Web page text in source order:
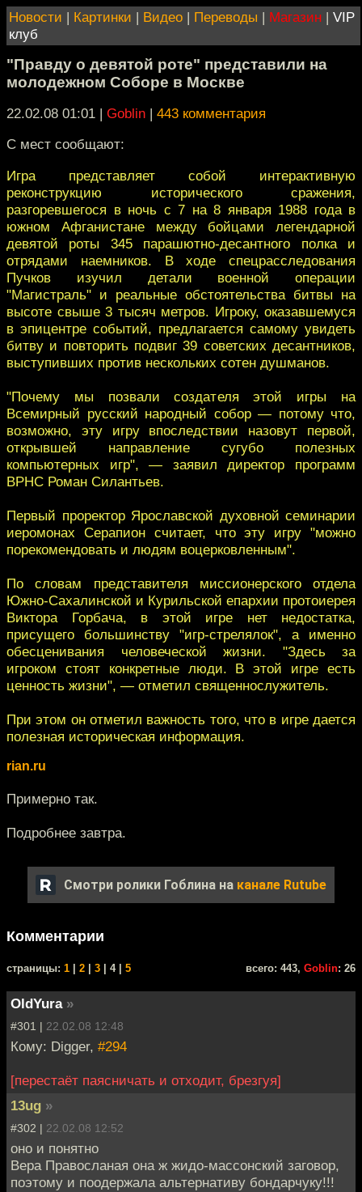
Новости | Картинки | Видео | Переводы | Магазин | VIP
клуб
"Правду о девятой роте" представили на
молодежном Соборе в Москве
22.02.08 01:01 | Goblin | 443 комментария
С мест сообщают:
Игра представляет собой интерактивную
реконструкцию исторического сражения,
разгоревшегося в ночь с 7 на 8 января 1988 года в
южном Афганистане между бойцами легендарной
девятой роты 345 парашютно-десантного полка и
отрядами наемников. В ходе спецрасследования
Пучков изучил детали военной операции
"Магистраль" и реальные обстоятельства битвы на
высоте свыше 3 тысяч метров. Игроку, оказавшемуся
в эпицентре событий, предлагается самому увидеть
битву и повторить подвиг 39 советских десантников,
выступивших против нескольких сотен душманов.
"Почему мы позвали создателя этой игры на
Всемирный русский народный собор — потому что,
возможно, эту игру впоследствии назовут первой,
открывшей направление сугубо полезных
компьютерных игр", — заявил директор программ
ВРНС Роман Силантьев.
Первый проректор Ярославской духовной семинарии
иеромонах Серапион считает, что эту игру "можно
порекомендовать и людям воцерковленным".
По словам представителя миссионерского отдела
Южно-Сахалинской и Курильской епархии протоиерея
Виктора Горбача, в этой игре нет недостатка,
присущего большинству "игр-стрелялок", а именно
обесценивания человеческой жизни. "Здесь за
игроком стоят конкретные люди. В этой игре есть
ценность жизни", — отметил священнослужитель.
При этом он отметил важность того, что в игре дается
полезная историческая информация.
rian.ru
Примерно так.
Подробнее завтра.
Смотри ролики Гоблина на канале Rutube
Комментарии
cтраницы: 1 2 3 | 4 | 5 всего: 443, Goblin: 26
OldYura »
#301 | 22.02.08 12:48
Кому: Digger, #294
[перестаёт паясничать и отходит, брезгуя]
13ug »
#302 | 22.02.08 12:52
оно и понятно
Вера Правосланая она ж жидо-массонский заговор,
поэтому и поодержала альтернативу бондарчуку!!!